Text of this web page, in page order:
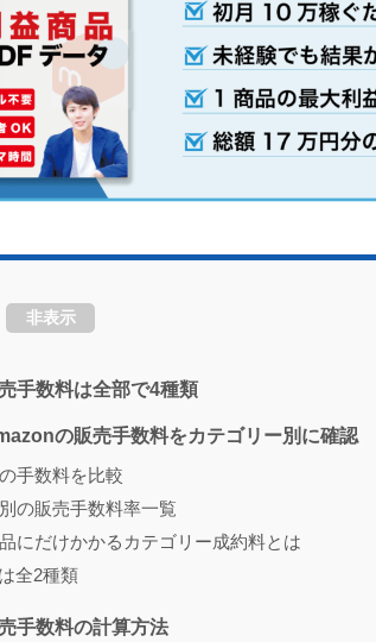
非表示
手数料は全部で4種類
の販売手数料をカテゴリー別に確認
手数料を比較
の販売手数料率一覧
にだけかかるカテゴリー成約料とは
全2種類
手数料の計算方法